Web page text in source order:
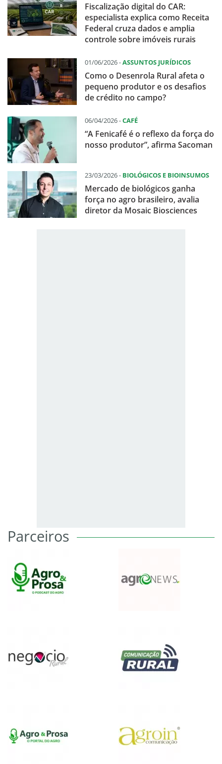
Fiscalização digital do CAR:
especialista explica como Receita
Federal cruza dados e amplia
controle sobre imóveis rurais
01/06/2026 -ASSUNTOS JURÍDICOS
Como o Desenrola Rural afeta o
pequeno produtor e os desafios
de crédito no campo?
06/04/2026 -CAFÉ
“A Fenicafé é o reflexo da força do
nosso produtor”, afirma Sacoman
23/03/2026 - BIOLÓGICOS E BIOINSUMOS
Mercado de biológicos ganha
força no agro brasileiro, avalia
diretor da Mosaic Biosciences
Parceiros